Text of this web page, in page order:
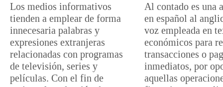
Los medios informativos
tienden a emplear de forma
innecesaria palabras y
expresiones extranjeras
relacionadas con programas
de televisión, series y
películas. Con el fin de
Al contado es una
en español al
voz empleada en
económicos para
transacciones o
inmediatos, por
aquellas